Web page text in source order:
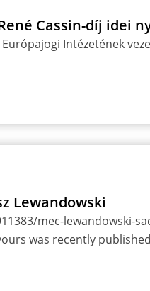
Cassin-díj idei
Európajogi Intézetének
Lewandowski
mec-lewandowski-
was recently